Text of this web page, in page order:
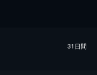
31日間